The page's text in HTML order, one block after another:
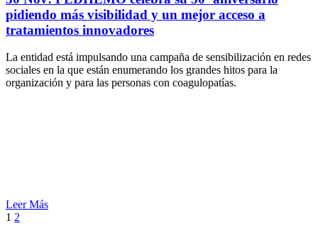
pidiendo más visibilidad y un mejor acceso a
tratamientos innovadores
La entidad está impulsando una campaña de sensibilización en redes
sociales en la que están enumerando los grandes hitos para la
organización y para las personas con coagulopatías.
Leer Más
1 2